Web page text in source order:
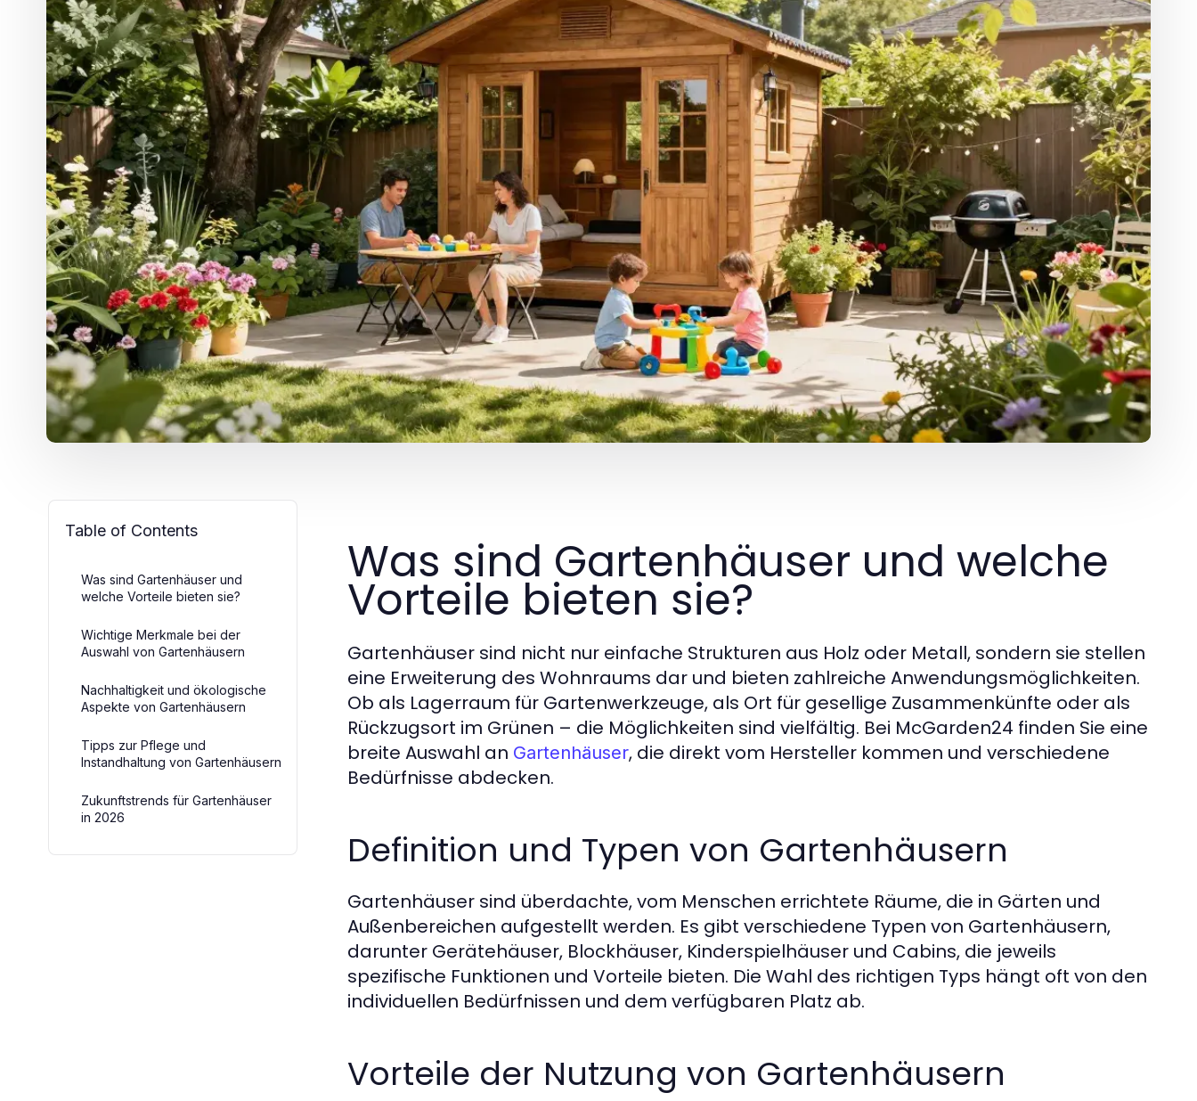
Table of Contents
Was sind Gartenhäuser und
welche Vorteile bieten sie?
Wichtige Merkmale bei der
Auswahl von Gartenhäusern
Nachhaltigkeit und ökologische
Aspekte von Gartenhäusern
Tipps zur Pflege und
Instandhaltung von Gartenhäusern
Zukunftstrends für Gartenhäuser
in 2026
Was sind Gartenhäuser und welche
Vorteile bieten sie?
Gartenhäuser sind nicht nur einfache Strukturen aus Holz oder Metall, sondern sie stellen
eine Erweiterung des Wohnraums dar und bieten zahlreiche Anwendungsmöglichkeiten.
Ob als Lagerraum für Gartenwerkzeuge, als Ort für gesellige Zusammenkünfte oder als
Rückzugsort im Grünen – die Möglichkeiten sind vielfältig. Bei McGarden24 finden Sie eine
breite Auswahl an Gartenhäuser, die direkt vom Hersteller kommen und verschiedene
Bedürfnisse abdecken.
Definition und Typen von Gartenhäusern
Gartenhäuser sind überdachte, vom Menschen errichtete Räume, die in Gärten und
Außenbereichen aufgestellt werden. Es gibt verschiedene Typen von Gartenhäusern,
darunter Gerätehäuser, Blockhäuser, Kinderspielhäuser und Cabins, die jeweils
spezifische Funktionen und Vorteile bieten. Die Wahl des richtigen Typs hängt oft von den
individuellen Bedürfnissen und dem verfügbaren Platz ab.
Vorteile der Nutzung von Gartenhäusern